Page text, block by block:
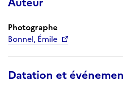
Photographe
Bonnel, Émile
Datation et